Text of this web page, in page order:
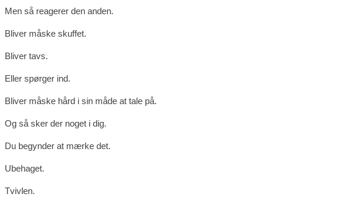
Men så reagerer den anden.
Bliver måske skuffet.
Bliver tavs.
Eller spørger ind.
Bliver måske hård i sin måde at tale på.
Og så sker der noget i dig.
Du begynder at mærke det.
Ubehaget.
Tvivlen.